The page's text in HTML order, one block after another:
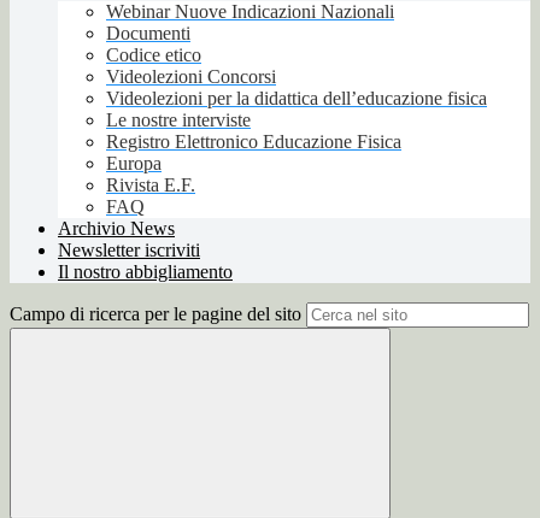
Webinar Nuove Indicazioni Nazionali
Documenti
Codice etico
Videolezioni Concorsi
Videolezioni per la didattica dell’educazione fisica
Le nostre interviste
Registro Elettronico Educazione Fisica
Europa
Rivista E.F.
FAQ
Archivio News
Newsletter iscriviti
Il nostro abbigliamento
Campo di ricerca per le pagine del sito